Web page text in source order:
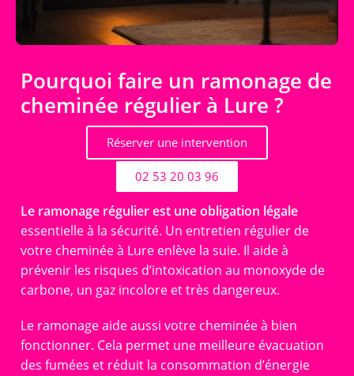
Pourquoi faire un ramonage de
cheminée régulier à Lure ?
Réserver une intervention
02 53 20 03 96
Le ramonage régulier est une obligation légale
essentielle à la sécurité. Un entretien régulier de
votre cheminée à Lure enlève la suie. Il aide à
prévenir les risques d’intoxication au monoxyde de
carbone, un gaz incolore et très dangereux.
Le ramonage aide aussi votre cheminée à bien
fonctionner. Cela permet une meilleure évacuation
des fumées et réduit la consommation d’énergie